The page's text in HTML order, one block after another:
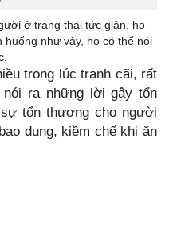
ở trạng thái tức giận, họ
như vậy, họ có thể nói
trong lúc tranh cãi, rất
ra những lời gây tổn
tổn thương cho người
dung, kiềm chế khi ăn